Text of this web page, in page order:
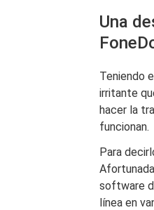
Una
Teniendo
irritante
hacer la
funcionan.
Para
software
línea en